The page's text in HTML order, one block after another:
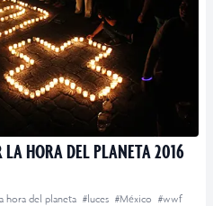
LA HORA DEL PLANETA 2016
hora del planeta #luces #México #wwf